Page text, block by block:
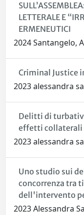
LETTERALE E
ERMENEUTICI
2024 Santangelo,
Criminal Justice
2023 alessandra
Delitti di
effetti collaterali
2023 alessandra
Uno studio sui
concorrenza tra
dell'intervento
2023 Alessandra